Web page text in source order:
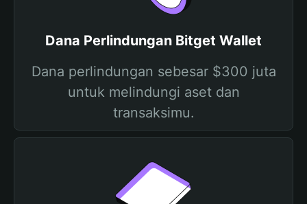
Dana Perlindungan Bitget Wallet
Dana perlindungan sebesar $300 juta
untuk melindungi aset dan
transaksimu.